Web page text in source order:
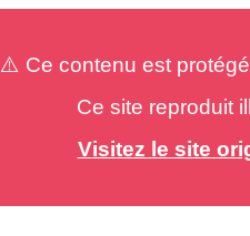
⚠️ Ce contenu est
Ce site reproduit
Visitez le site